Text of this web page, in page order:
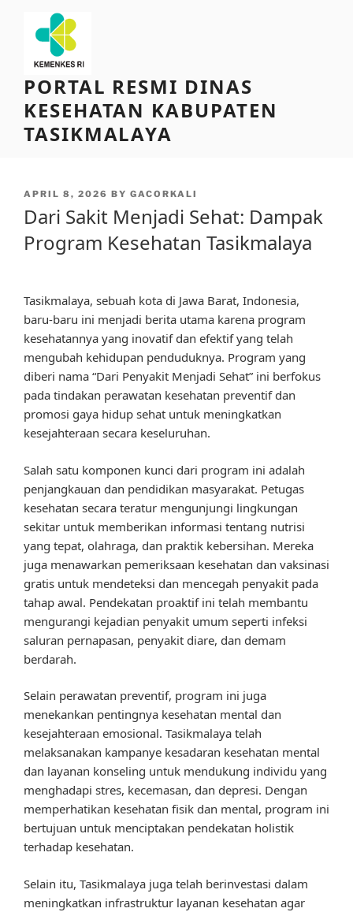
content
PORTAL RESMI DINAS
KESEHATAN KABUPATEN
TASIKMALAYA
POSTED
APRIL 8, 2026 BY GACORKALI
Dari Sakit Menjadi Sehat: Dampak
Program Kesehatan Tasikmalaya
Tasikmalaya, sebuah kota di Jawa Barat, Indonesia,
baru-baru ini menjadi berita utama karena program
kesehatannya yang inovatif dan efektif yang telah
mengubah kehidupan penduduknya. Program yang
diberi nama “Dari Penyakit Menjadi Sehat” ini berfokus
pada tindakan perawatan kesehatan preventif dan
promosi gaya hidup sehat untuk meningkatkan
kesejahteraan secara keseluruhan.
Salah satu komponen kunci dari program ini adalah
penjangkauan dan pendidikan masyarakat. Petugas
kesehatan secara teratur mengunjungi lingkungan
sekitar untuk memberikan informasi tentang nutrisi
yang tepat, olahraga, dan praktik kebersihan. Mereka
juga menawarkan pemeriksaan kesehatan dan vaksinasi
gratis untuk mendeteksi dan mencegah penyakit pada
tahap awal. Pendekatan proaktif ini telah membantu
mengurangi kejadian penyakit umum seperti infeksi
saluran pernapasan, penyakit diare, dan demam
berdarah.
Selain perawatan preventif, program ini juga
menekankan pentingnya kesehatan mental dan
kesejahteraan emosional. Tasikmalaya telah
melaksanakan kampanye kesadaran kesehatan mental
dan layanan konseling untuk mendukung individu yang
menghadapi stres, kecemasan, dan depresi. Dengan
memperhatikan kesehatan fisik dan mental, program ini
bertujuan untuk menciptakan pendekatan holistik
terhadap kesehatan.
Selain itu, Tasikmalaya juga telah berinvestasi dalam
meningkatkan infrastruktur layanan kesehatan agar